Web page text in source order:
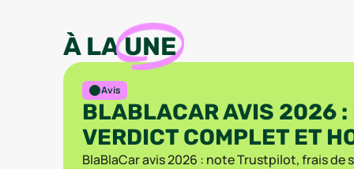
À LAUNE
Avis
BLABLACAR AVIS 2026 :
VERDICT COMPLET ET
BlaBlaCar avis 2026 : note Trustpilot, frais de